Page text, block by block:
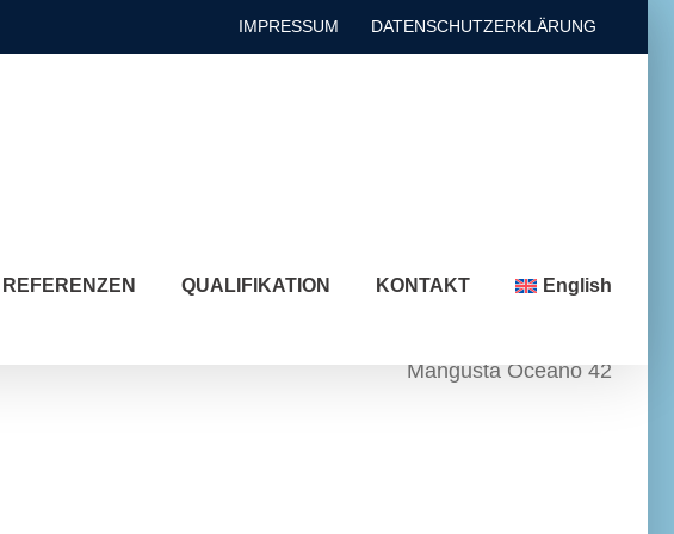
IMPRESSUM DATENSCHUTZERKLÄRUNG
REFERENZEN QUALIFIKATION KONTAKT English
Mangusta Oceano 42